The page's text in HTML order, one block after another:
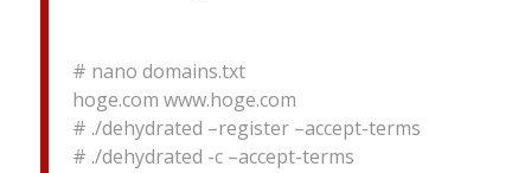
# nano domains.txt
hoge.com www.hoge.com
# ./dehydrated –register –accept-terms
# ./dehydrated -c –accept-terms